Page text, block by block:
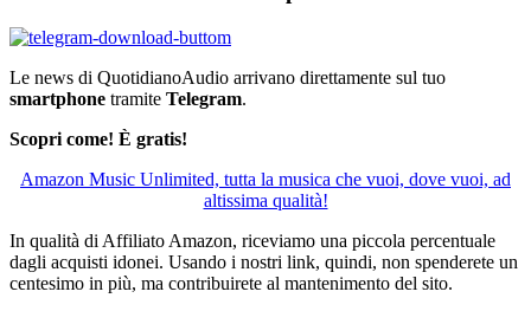
Le news di QuotidianoAudio arrivano direttamente sul tuo
smartphone tramite Telegram.
Scopri come! È gratis!
Amazon Music Unlimited, tutta la musica che vuoi, dove vuoi, ad
altissima qualità!
In qualità di Affiliato Amazon, riceviamo una piccola percentuale
dagli acquisti idonei. Usando i nostri link, quindi, non spenderete un
centesimo in più, ma contribuirete al mantenimento del sito.